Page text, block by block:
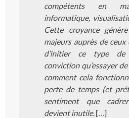
compétents en
informatique,
Cette croyance
majeurs auprès de
d’initier ce type
conviction qu’essayer
comment cela
perte de temps (et
sentiment que
devient inutile.[…]